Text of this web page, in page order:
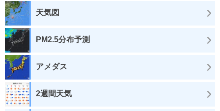
天気図
PM2.5分布予測
アメダス
2週間天気